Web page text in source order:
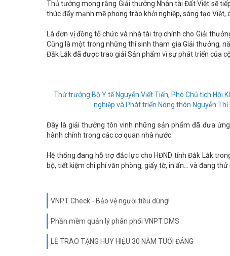
Thủ tướng mong rằng Giải thưởng Nhân tài Đất Việt sẽ
thúc đẩy mạnh mẽ phong trào khởi nghiệp, sáng tạo Việt,
Là đơn vị đồng tổ chức và nhà tài trợ chính cho Giải
Cũng là một trong những thí sinh tham gia Giải thưởng,
Đắk Lắk đã được trao giải Sản phẩm vì sự phát triển của
Thứ trưởng Bộ Y tế Nguyễn Viết Tiến, Phó Chủ tịch Hội
nghiệp và Phát triển Nông thôn Nguyễn
Đây là giải thưởng tôn vinh những sản phẩm đã đưa
hành chính trong các cơ quan nhà nước.
Hệ thống đang hỗ trợ đắc lực cho HĐND tỉnh Đắk Lắk
bộ, tiết kiệm chi phí văn phòng, giấy tờ, in ấn... và đang
VNPT Check - Bảo vệ người tiêu dùng!
Phần mềm quản lý phân phối VNPT DMS
LỄ TRAO TẶNG HUY HIỆU 30 NĂM TUỔI ĐẢNG